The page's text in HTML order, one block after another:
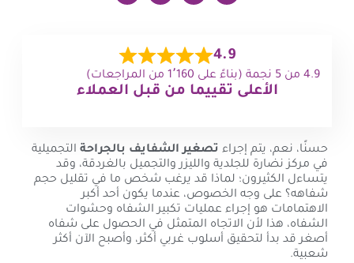
4.9
4.9 من 5 نجمة (بناءً على 1٬160 من المراجعات)
الأعلى تقييما من قبل العملاء
حسنًا، نعم، يتم إجراء تصغير الشفايف بالجراحةالتجميلية
في مركز نضارة للجلدية والليزر والتجميل بالغردقة، وقد
يتساءل الكثيرون؛ لماذا قد يرغب شخص ما في تقليل حجم
شفاهه؟ على وجه الخصوص، عندما يكون أحد أكبر
الاهتمامات هو إجراء عمليات تكبير الشفاه وحشوات
الشفاه، هذا لأن الاتجاه المتمثل في الحصول على شفاه
أصغر قد بدأ لتحقيق أسلوب غربي أكثر، وأصبح الآن أكثر
شعبية.